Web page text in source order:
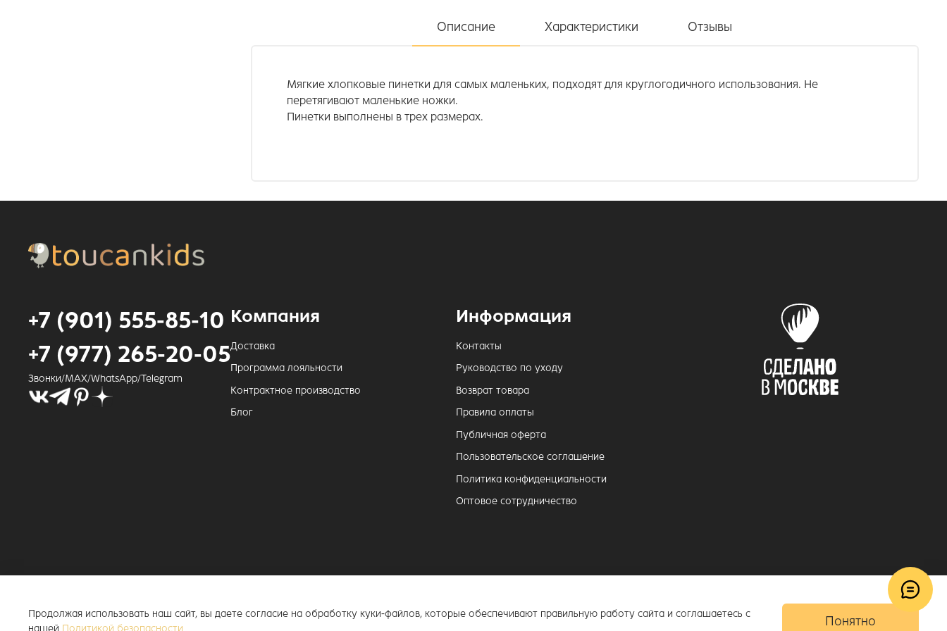
Описание Характеристики Отзывы
Мягкие хлопковые пинетки для самых маленьких, подходят для круглогодичного использования. Не
перетягивают маленькие ножки.
Пинетки выполнены в трех размерах.
+7 (901) 555-85-10
+7 (977) 265-20-05
Звонки/MAX/WhatsApp/Telegram
Компания
Доставка
Программа лояльности
Контрактное производство
Блог
Информация
Контакты
Руководство по уходу
Возврат товара
Правила оплаты
Публичная оферта
Пользовательское соглашение
Политика конфиденциальности
Оптовое сотрудничество
© 2018–2026 ToucanKids™
Официальный интернет-магазин бренда Toucankids, товары для новорожденных и детей постарше
Продолжая использовать наш сайт, вы даете согласие на обработку куки-файлов, которые обеспечивают правильную работу сайта и соглашаетесь с
нашей Политикой безопасности
Понятно